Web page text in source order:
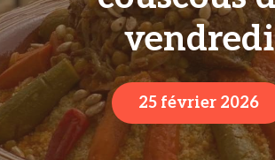
vendredi
25 février 2026